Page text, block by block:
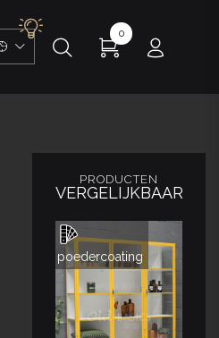
0
PRODUCTEN
VERGELIJKBAAR
poedercoating